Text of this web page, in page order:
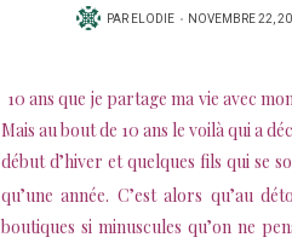
PAR ELODIE
PUBLIÉ
NOVEMBRE 22,
10 ans que je partage ma vie avec
Mais au bout de 10 ans le voilà qui a
début d’hiver et quelques fils qui se
qu’une année. C’est alors qu’au
boutiques si minuscules qu’on ne